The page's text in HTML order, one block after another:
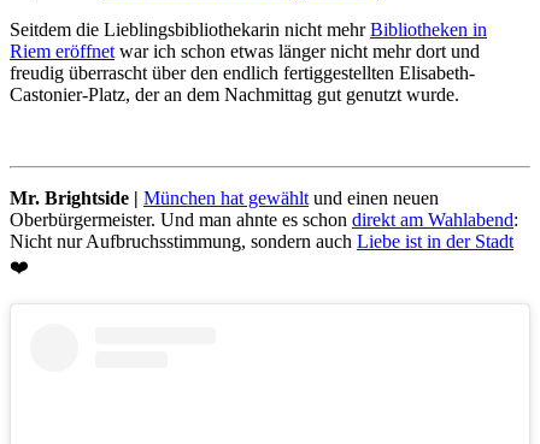
Seitdem die Lieblingsbibliothekarin nicht mehrBibliotheken in
Riem eröffnet war ich schon etwas länger nicht mehr dort und
freudig überrascht über den endlich fertiggestellten Elisabeth-
Castonier-Platz, der an dem Nachmittag gut genutzt wurde.
Mr. Brightside | München hat gewählt und einen neuen
Oberbürgermeister. Und man ahnte es schon direkt am Wahlabend:
Nicht nur Aufbruchsstimmung, sondern auch Liebe ist in der Stadt
❤️